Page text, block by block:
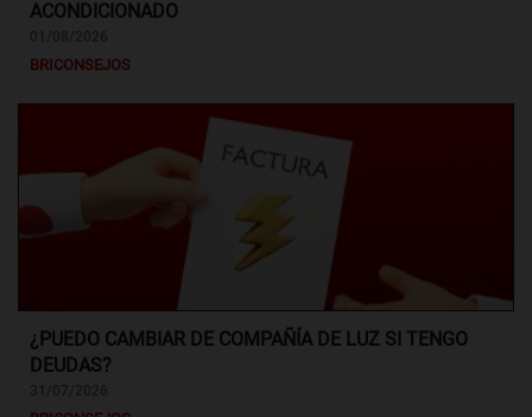
ACONDICIONADO
BRICONSEJOS
¿PUEDO CAMBIAR DE COMPAÑÍA DE LUZ SI TENGO
DEUDAS?